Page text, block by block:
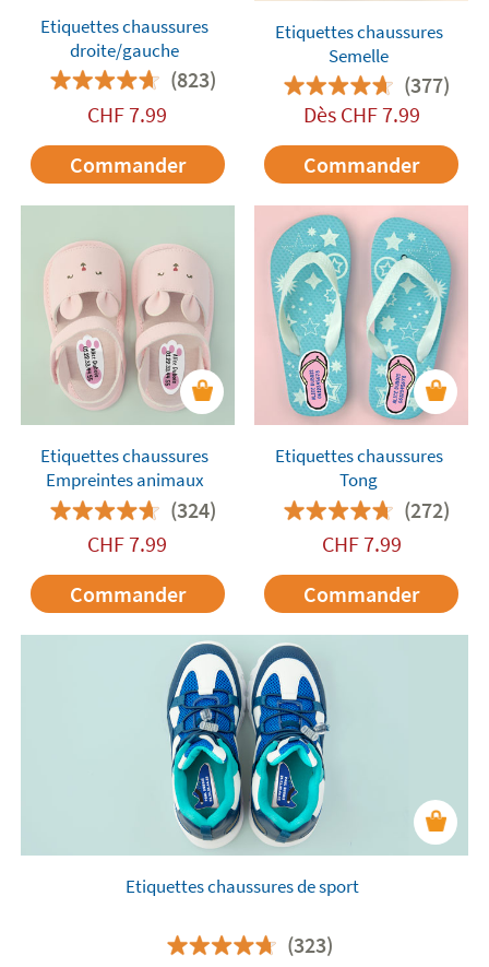
Etiquettes chaussures
droite/gauche
(823)
CHF7.99
Commander
Etiquettes chaussures
Semelle
(377)
Dès CHF7.99
Commander
Etiquettes chaussures
Empreintes animaux
(324)
CHF7.99
Commander
Etiquettes chaussures
Tong
(272)
CHF7.99
Commander
Etiquettes chaussures de sport
(323)